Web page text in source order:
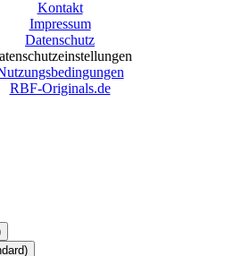
Kontakt
Impressum
Datenschutz
RBF-Originals.de